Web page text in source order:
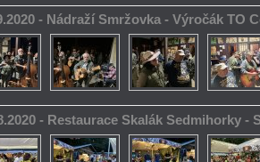
- Nádraží Smržovka - Výročák TO
- Restaurace Skalák Sedmihorky -